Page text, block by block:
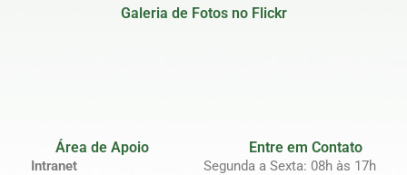
Galeria de Fotos no Flickr
Área de Apoio
Intranet
Entre em Contato
Segunda a Sexta: 08h às 17h